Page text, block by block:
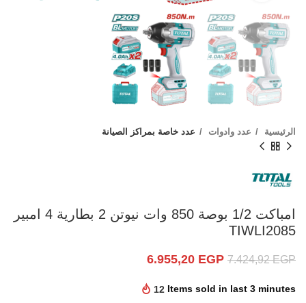
الرئيسية عدد وادوات عدد خاصة بمراكز الصيانة
امباكت 1/2 بوصة 850 وات نيوتن 2 بطارية 4 امبير
TIWLI2085
7.424,92EGP
6.955,20 EGP
12 Items sold in last 3 minutes